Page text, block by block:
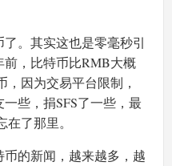
。其实这也是零毫秒引
前，比特币比RMB大概
，因为交易平台限制，
些，捐SFS了一些，最
了那里。
的新闻，越来越多，越